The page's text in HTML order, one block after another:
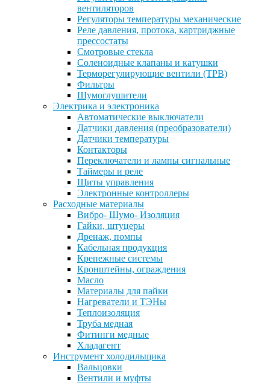
вентиляторов
Регуляторы температуры механические
Реле давления, протока, картриджные
прессостаты
Смотровые стекла
Соленоидные клапаны и катушки
Терморегулирующие вентили (ТРВ)
Фильтры
Шумоглушители
Электрика и электроника
Автоматические выключатели
Датчики давления (преобразователи)
Датчики температуры
Контакторы
Переключатели и лампы сигнальные
Таймеры и реле
Щиты управления
Электронные контроллеры
Расходные материалы
Вибро- Шумо- Изоляция
Гайки, штуцеры
Дренаж, помпы
Кабельная продукция
Крепежные системы
Кронштейны, ограждения
Масло
Материалы для пайки
Нагреватели и ТЭНы
Теплоизоляция
Труба медная
Фитинги медные
Хладагент
Инструмент холодильщика
Вальцовки
Вентили и муфты